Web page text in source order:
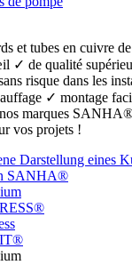
et tubes en cuivre
✓ de qualité
risque dans les
✓ montage
marques
vos projets !